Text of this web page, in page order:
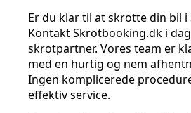
Er du klar til at skrotte din bil
Kontakt Skrotbooking.dk i
skrotpartner. Vores team er
med en hurtig og nem
Ingen komplicerede
effektiv service.